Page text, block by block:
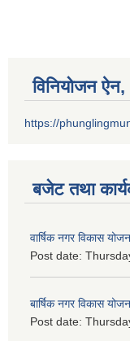
विनियोजन
https://
बजेट तथा
वार्षिक नगर विकास
Post date:
बार्षिक नगर विकास
Post date: